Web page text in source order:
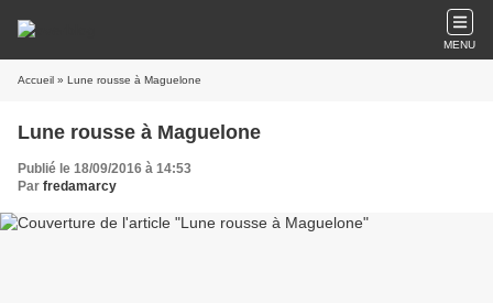
MENU
Accueil » Lune rousse à Maguelone
Lune rousse à Maguelone
Publié le 18/09/2016 à 14:53
Par fredamarcy